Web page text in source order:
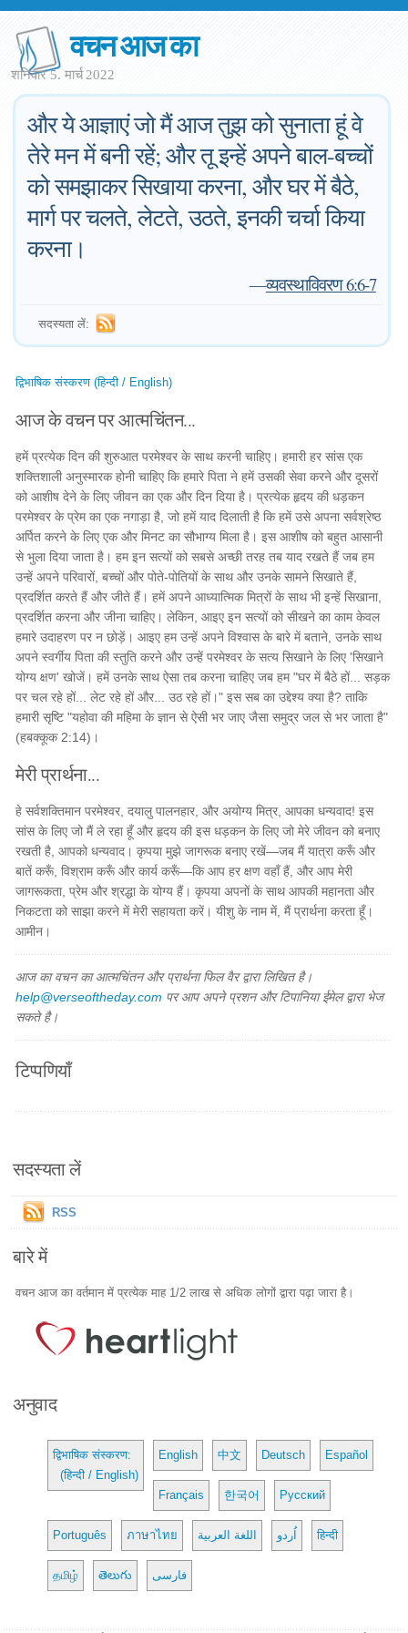
वचन आज का
शनिवार 5. मार्च 2022
और ये आज्ञाएं जो मैं आज तुझ को सुनाता हूं वे
तेरे मन में बनी रहें; और तू इन्हें अपने बाल-बच्चों
को समझाकर सिखाया करना, और घर में बैठे,
मार्ग पर चलते, लेटते, उठते, इनकी चर्चा किया
करना।
—व्यवस्थाविवरण 6:6-7
सदस्यता लें:
द्विभाषिक संस्करण (हिन्दी / English)
आज के वचन पर आत्मचिंतन...
हमें प्रत्येक दिन की शुरुआत परमेश्वर के साथ करनी चाहिए। हमारी हर सांस एक
शक्तिशाली अनुस्मारक होनी चाहिए कि हमारे पिता ने हमें उसकी सेवा करने और दूसरों
को आशीष देने के लिए जीवन का एक और दिन दिया है। प्रत्येक हृदय की धड़कन
परमेश्वर के प्रेम का एक नगाड़ा है, जो हमें याद दिलाती है कि हमें उसे अपना सर्वश्रेष्ठ
अर्पित करने के लिए एक और मिनट का सौभाग्य मिला है। इस आशीष को बहुत आसानी
से भुला दिया जाता है। हम इन सत्यों को सबसे अच्छी तरह तब याद रखते हैं जब हम
उन्हें अपने परिवारों, बच्चों और पोते-पोतियों के साथ और उनके सामने सिखाते हैं,
प्रदर्शित करते हैं और जीते हैं। हमें अपने आध्यात्मिक मित्रों के साथ भी इन्हें सिखाना,
प्रदर्शित करना और जीना चाहिए। लेकिन, आइए इन सत्यों को सीखने का काम केवल
हमारे उदाहरण पर न छोड़ें। आइए हम उन्हें अपने विश्वास के बारे में बताने, उनके साथ
अपने स्वर्गीय पिता की स्तुति करने और उन्हें परमेश्वर के सत्य सिखाने के लिए 'सिखाने
योग्य क्षण' खोजें। हमें उनके साथ ऐसा तब करना चाहिए जब हम "घर में बैठे हों... सड़क
पर चल रहे हों... लेट रहे हों और... उठ रहे हों।" इस सब का उद्देश्य क्या है? ताकि
हमारी सृष्टि "यहोवा की महिमा के ज्ञान से ऐसी भर जाए जैसा समुद्र जल से भर जाता है"
(हबक्कूक 2:14)।
मेरी प्रार्थना...
हे सर्वशक्तिमान परमेश्वर, दयालु पालनहार, और अयोग्य मित्र, आपका धन्यवाद! इस
सांस के लिए जो मैं ले रहा हूँ और हृदय की इस धड़कन के लिए जो मेरे जीवन को बनाए
रखती है, आपको धन्यवाद। कृपया मुझे जागरूक बनाए रखें—जब मैं यात्रा करूँ और
बातें करूँ, विश्राम करूँ और कार्य करूँ—कि आप हर क्षण वहाँ हैं, और आप मेरी
जागरूकता, प्रेम और श्रद्धा के योग्य हैं। कृपया अपनों के साथ आपकी महानता और
निकटता को साझा करने में मेरी सहायता करें। यीशु के नाम में, मैं प्रार्थना करता हूँ।
आमीन।
आज का वचन का आत्मचिंतन और प्रार्थना फिल वैर द्वारा लिखित है।
help@verseoftheday.com पर आप अपने प्रशन और टिपानिया ईमेल द्वारा भेज
सकते है।
टिप्पणियाँ
सदस्यता लें
RSS
बारे में
वचन आज का वर्तमान में प्रत्येक माह 1/2 लाख से अधिक लोगों द्वारा पढ़ा जारा है।
अनुवाद
द्विभाषिक संस्करण:
(हिन्दी / English)
English 中文 Deutsch Español
Français 한국어 Русский
Português ภาษาไทย اللغة العربية اُردو हिन्दी
தமிழ் తెలుగు فارسی